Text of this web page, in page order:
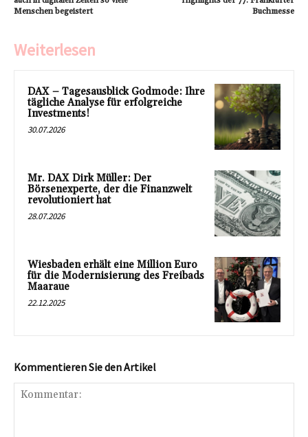
Menschen begeistert
Buchmesse
Weiterlesen
DAX – Tagesausblick Godmode: Ihre
tägliche Analyse für erfolgreiche
Investments!
30.07.2026
Mr. DAX Dirk Müller: Der
Börsenexperte, der die Finanzwelt
revolutioniert hat
28.07.2026
Wiesbaden erhält eine Million Euro
für die Modernisierung des Freibads
Maaraue
22.12.2025
Kommentieren Sie den Artikel